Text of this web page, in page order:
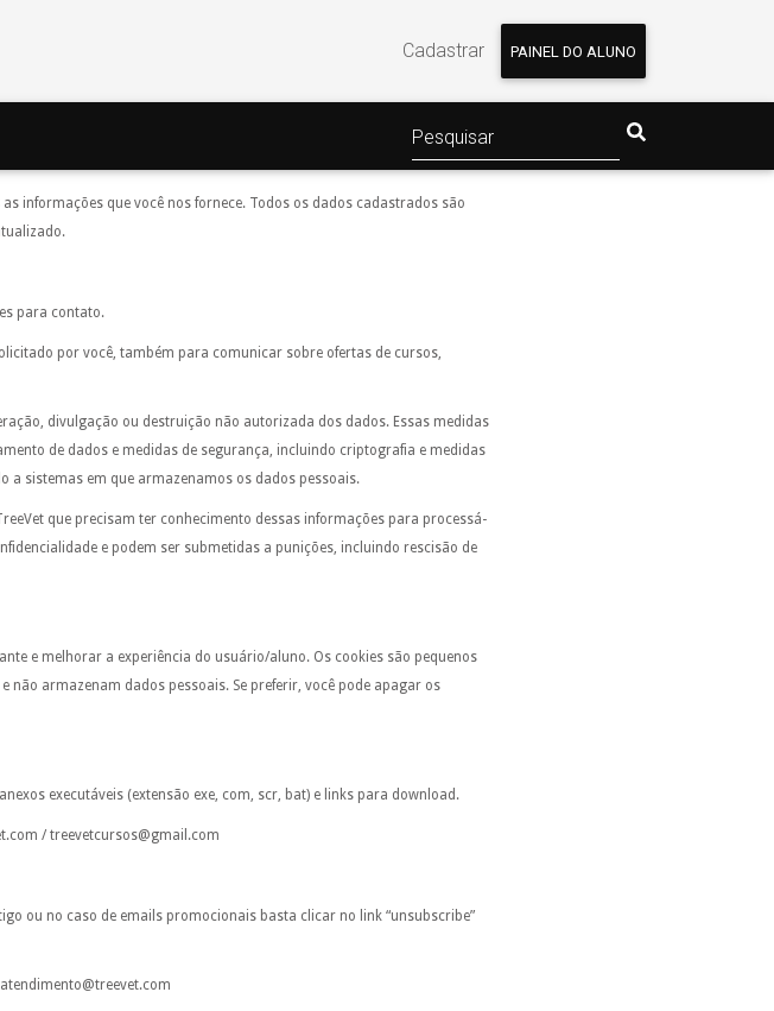
Cadastrar PAINEL DO ALUNO
informações que você nos fornece. Todos os dados cadastrados são
para contato.
por você, também para comunicar sobre ofertas de cursos,
divulgação ou destruição não autorizada dos dados. Essas medidas
de dados e medidas de segurança, incluindo criptografia e medidas
sistemas em que armazenamos os dados pessoais.
que precisam ter conhecimento dessas informações para processá-
e podem ser submetidas a punições, incluindo rescisão de
e melhorar a experiência do usuário/aluno. Os cookies são pequenos
armazenam dados pessoais. Se preferir, você pode apagar os
executáveis (extensão exe, com, scr, bat) e links para download.
/ treevetcursos@gmail.com
ou no caso de emails promocionais basta clicar no link “unsubscribe”